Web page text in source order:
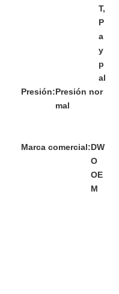
T,
P
a
y
p
al
Presión:Presión nor
mal
Marca comercial:DW
O
OE
M